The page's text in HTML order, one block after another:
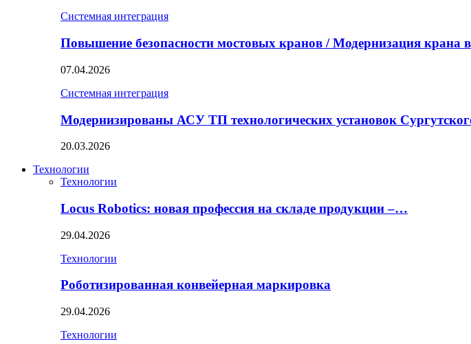
Системная интеграция
Повышение безопасности мостовых кранов / Модернизация крана
07.04.2026
Системная интеграция
Модернизированы АСУ ТП технологических установок
20.03.2026
Технологии
Технологии
Locus Robotics: новая профессия на складе продукции –…
29.04.2026
Технологии
Роботизированная конвейерная маркировка
29.04.2026
Технологии